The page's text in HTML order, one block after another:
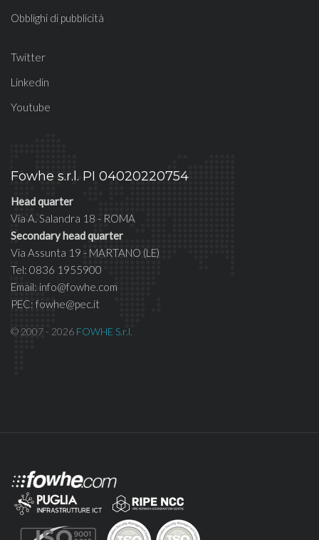
Obblighi di pubblicità
Twitter
Linkedin
Youtube
Fowhe s.r.l. PI 04020220754
Head quarter
Via A. Salandra 18 - ROMA
Secondary head quarter
Via Assunta 19 - MARTANO (LE)
Tel: 0836 1955900
Email: info@fowhe.com
PEC: fowhe@pec.it
© 2007 - 2026 FOWHE S.r.l.